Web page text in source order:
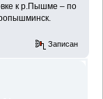
к р.Пышме – по
Записан